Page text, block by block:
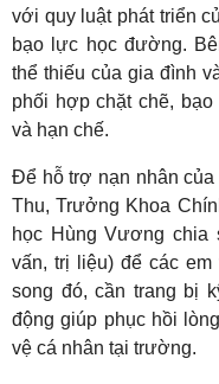
với quy luật phát triển
bạo lực học đường.
thể thiếu của gia đình
phối hợp chặt chẽ,
và hạn chế.
Để hỗ trợ nạn nhân
Thu, Trưởng Khoa
học Hùng Vương chia
vấn, trị liệu) để các
song đó, cần trang bị
động giúp phục hồi
vệ cá nhân tại trường.